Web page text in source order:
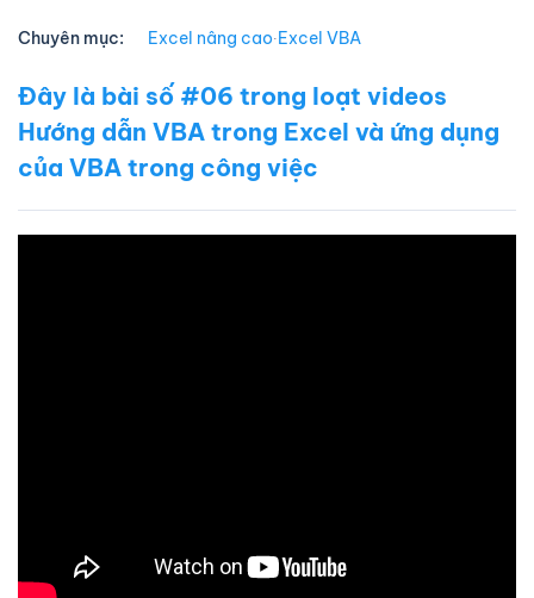
Chuyên mục: Excel nâng cao∙Excel VBA
Đây là bài số #06 trong loạt videos
Hướng dẫn VBA trong Excel và ứng dụng
của VBA trong công việc